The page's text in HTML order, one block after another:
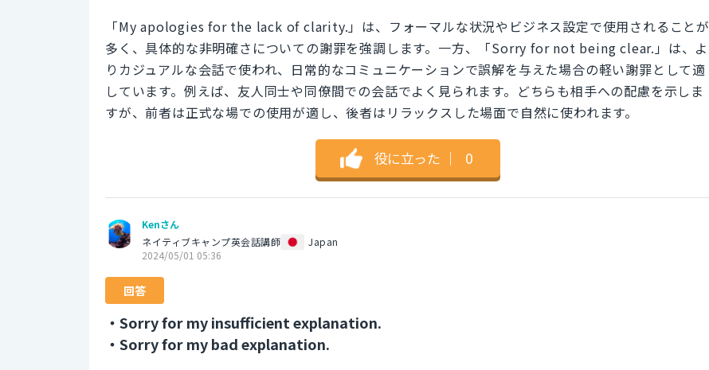
「My apologies for the lack of clarity.」は、フォーマルな状況やビジネス設定で使用されることが
多く、具体的な非明確さについての謝罪を強調します。一方、「Sorry for not being clear.」は、よ
りカジュアルな会話で使われ、日常的なコミュニケーションで誤解を与えた場合の軽い謝罪として適
しています。例えば、友人同士や同僚間での会話でよく見られます。どちらも相手への配慮を示しま
すが、前者は正式な場での使用が適し、後者はリラックスした場面で自然に使われます。
役に立った ｜ 0
Kenさん
ネイティブキャンプ英会話講師
Japan
2024/05/01 05:36
回答
・Sorry for my insufficient explanation.
・Sorry for my bad explanation.